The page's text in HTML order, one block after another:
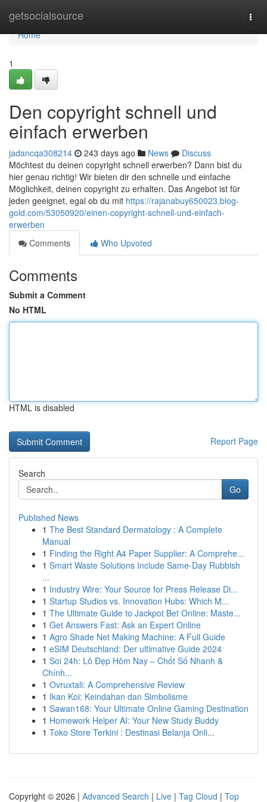
getsocialsource
Home
Home
1
Den copyright schnell und
einfach erwerben
jadancqa308214 243 days ago News
Discuss
Möchtest du deinen copyright schnell erwerben? Dann bist du
hier genau richtig! Wir bieten dir den schnelle und einfache
Möglichkeit, deinen copyright zu erhalten. Das Angebot ist für
jeden geeignet, egal ob du mit https://rajanabuy650023.blog-
gold.com/53050920/einen-copyright-schnell-und-einfach-
erwerben
Comments
Who Upvoted
Comments
Submit a Comment
No HTML
HTML is disabled
Report Page
Search
Go
Published News
1 The Best Standard Dermatology : A Complete
Manual
1 Finding the Right A4 Paper Supplier: A Comprehe...
1 Smart Waste Solutions Include Same-Day Rubbish
...
1 Industry Wire: Your Source for Press Release Di...
1 Startup Studios vs. Innovation Hubs: Which M...
1 The Ultimate Guide to Jackpot Bet Online: Maste...
1 Get Answers Fast: Ask an Expert Online
1 Agro Shade Net Making Machine: A Full Guide
1 eSIM Deutschland: Der ultimative Guide 2024
1 Soi 24h: Lô Đẹp Hôm Nay – Chốt Số Nhanh &
Chính...
1 Ovruxtali: A Comprehensive Review
1 Ikan Koi: Keindahan dan Simbolisme
1 Sawan168: Your Ultimate Online Gaming Destination
1 Homework Helper AI: Your New Study Buddy
1 Toko Store Terkini : Destinasi Belanja Onli...
Copyright © 2026 | Advanced Search | Live | Tag Cloud | Top